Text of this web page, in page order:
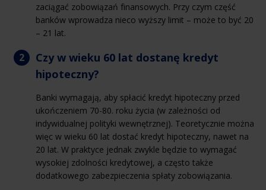
zaciągać zobowiązań finansowych. Przy czym część
banków wprowadza nieco wyższy limit – może to być 20
– 21 lat.
Czy w wieku 60 lat dostanę kredyt
hipoteczny?
Banki wymagają, aby spłacić kredyt hipoteczny przed
ukończeniem 70-80. roku życia (w zależności od
indywidualnej polityki wewnętrznej). Teoretycznie można
więc w wieku 60 lat dostać kredyt hipoteczny, nawet na
20 lat. W praktyce jednak zwykle będzie to wymagać
wysokiej zdolności kredytowej, a często także
dodatkowego zabezpieczenia spłaty zobowiązania.